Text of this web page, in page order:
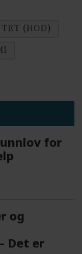
(HOD)
for
og
Det er